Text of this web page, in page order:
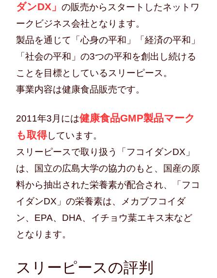
ダンDX」 の販売からスタートしたネットワ
ークビジネス会社となります。
製品を通じて「心身の平和」「経済の平和」
「社会の平和」の3つの平和を創出し続ける
ことを目標としているスリーピース。
事業内容は健康食品販売です。
2011年3月には健康食品GMP製品マーク
も取得しています。
スリーピースで取り扱う「フコイダンDX」
は、国立の広島大学の協力のもと、国産の原
料から抽出された栄養素が配合され、「フコ
イダンDX」の栄養素は、メカブフコイダ
ン、EPA、DHA、イチョウ葉エキス末など
となります。
スリーピースの評判